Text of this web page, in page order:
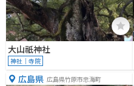
大山祇神社
神社｜寺院
広島県 広島県竹原市忠海町